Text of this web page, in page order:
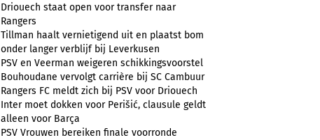
Driouech staat open voor transfer naar
Rangers
Tillman haalt vernietigend uit en plaatst bom
onder langer verblijf bij Leverkusen
PSV en Veerman weigeren schikkingsvoorstel
Bouhoudane vervolgt carrière bij SC Cambuur
Rangers FC meldt zich bij PSV voor Driouech
Inter moet dokken voor Perišić, clausule geldt
alleen voor Barça
PSV Vrouwen bereiken finale voorronde